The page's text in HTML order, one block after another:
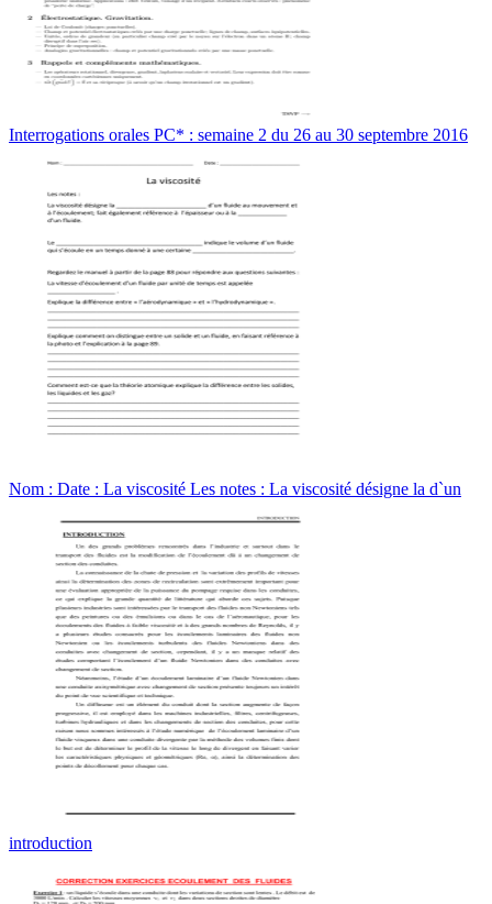
Interrogations orales PC* : semaine 2 du 26 au 30 septembre 2016
Nom : Date : La viscosité Les notes : La viscosité désigne la d`un
introduction